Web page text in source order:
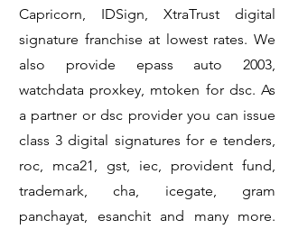
Capricorn, IDSign, XtraTrust digital
signature franchise at lowest rates. We
also provide epass auto 2003,
watchdata proxkey, mtoken for dsc. As
a partner or dsc provider you can issue
class 3 digital signatures for e tenders,
roc, mca21, gst, iec, provident fund,
trademark, cha, icegate, gram
panchayat, esanchit and many more.